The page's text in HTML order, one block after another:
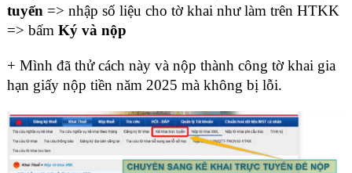
tuyến => nhập số liệu cho tờ khai như làm trên HTKK
=> bấm Ký và nộp
+ Mình đã thử cách này và nộp thành công tờ khai gia
hạn giấy nộp tiền năm 2025 mà không bị lỗi.